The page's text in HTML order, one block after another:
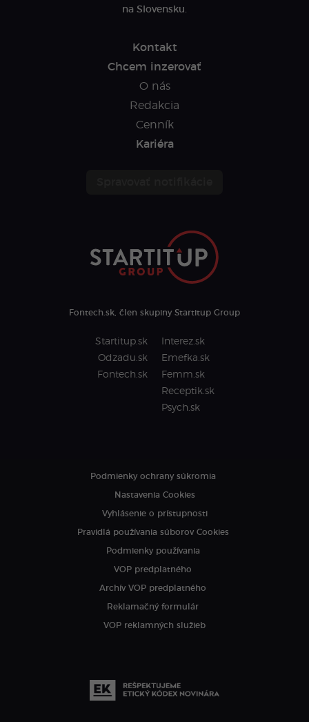
na Slovensku.
Kontakt
Chcem inzerovať
O nás
Redakcia
Cenník
Kariéra
Fontech.sk, člen skupiny Startitup Group
Startitup.sk
Odzadu.sk
Fontech.sk
Interez.sk
Emefka.sk
Femm.sk
Receptik.sk
Psych.sk
Podmienky ochrany súkromia
Nastavenia Cookies
Vyhlásenie o prístupnosti
Pravidlá používania súborov Cookies
Podmienky používania
VOP predplatného
Archív VOP predplatného
Reklamačný formulár
VOP reklamných služieb